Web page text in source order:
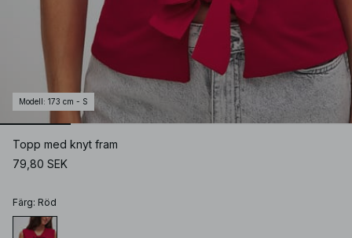
Modell : 173 cm - S
Topp med knyt fram
79,80 SEK
Färg: Röd